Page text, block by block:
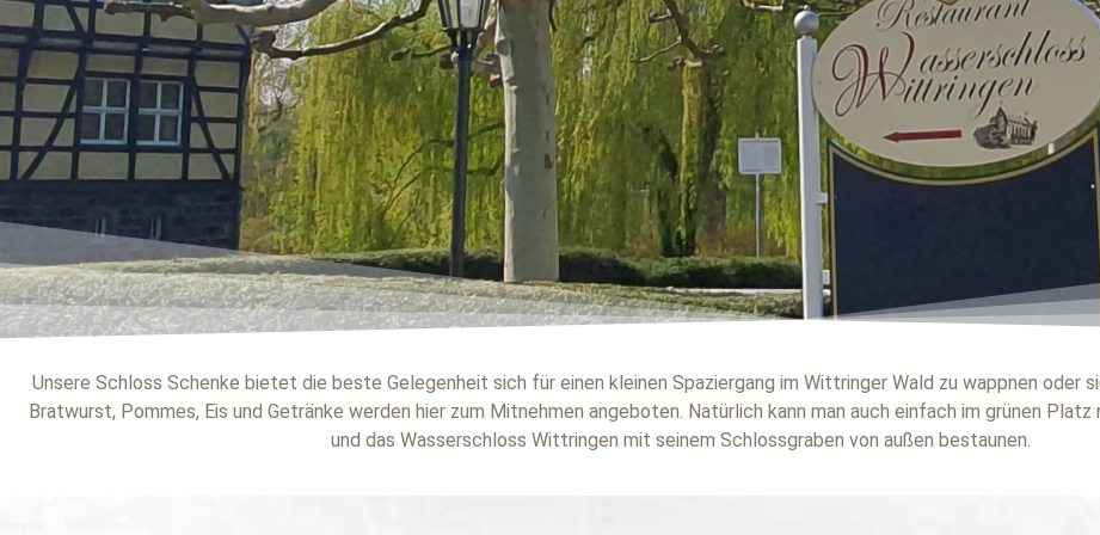
Unsere Schloss Schenke bietet die beste Gelegenheit sich für einen kleinen Spaziergang im Wittringer Wald zu wappnen oder
Bratwurst, Pommes, Eis und Getränke werden hier zum Mitnehmen angeboten. Natürlich kann man auch einfach im grünen Platz
und das Wasserschloss Wittringen mit seinem Schlossgraben von außen bestaunen.